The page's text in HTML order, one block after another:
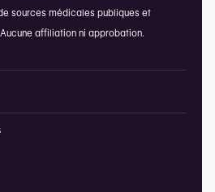
sources médicales publiques et
affiliation ni approbation.